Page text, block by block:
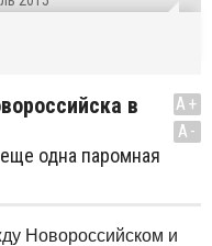
в
одна паромная
A+
A-
Новороссийском и